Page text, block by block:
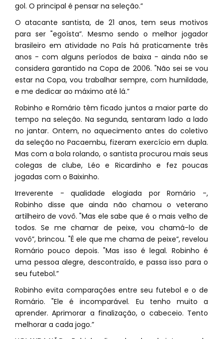
gol. O principal é pensar na seleção.”
O atacante santista, de 21 anos, tem seus motivos
para ser "egoísta”. Mesmo sendo o melhor jogador
brasileiro em atividade no País há praticamente três
anos - com alguns períodos de baixa - ainda não se
considera garantido na Copa de 2006. "Não sei se vou
estar na Copa, vou trabalhar sempre, com humildade,
e me dedicar ao máximo até lá.”
Robinho e Romário têm ficado juntos a maior parte do
tempo na seleção. Na segunda, sentaram lado a lado
no jantar. Ontem, no aquecimento antes do coletivo
da seleção no Pacaembu, fizeram exercício em dupla.
Mas com a bola rolando, o santista procurou mais seus
colegas de clube, Léo e Ricardinho e fez poucas
jogadas com o Baixinho.
Irreverente - qualidade elogiada por Romário -,
Robinho disse que ainda não chamou o veterano
artilheiro de vovô. "Mas ele sabe que é o mais velho de
todos. Se me chamar de peixe, vou chamá-lo de
vovô”, brincou. "É ele que me chama de peixe”, revelou
Romário pouco depois. "Mas isso é legal. Robinho é
uma pessoa alegre, descontraído, e passa isso para o
seu futebol.”
Robinho evita comparações entre seu futebol e o de
Romário. "Ele é incomparável. Eu tenho muito a
aprender. Aprimorar a finalização, o cabeceio. Tento
melhorar a cada jogo.”